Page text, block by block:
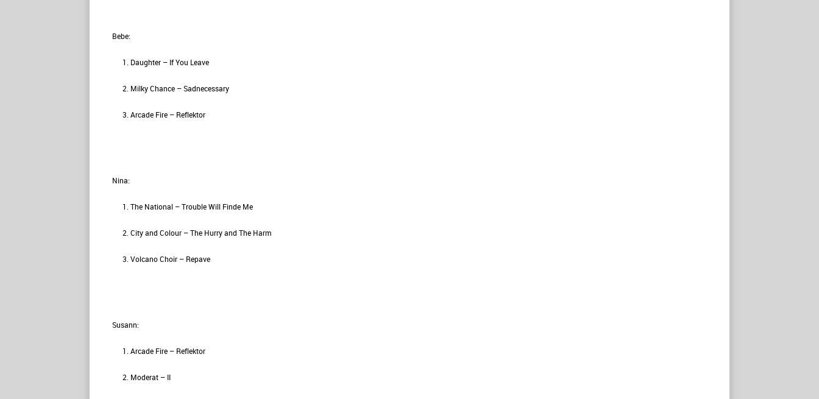
Bebe:
Daughter – If You Leave
Milky Chance – Sadnecessary
Arcade Fire – Reflektor
Nina:
The National – Trouble Will Finde Me
City and Colour – The Hurry and The Harm
Volcano Choir – Repave
Susann:
Arcade Fire – Reflektor
Moderat – II